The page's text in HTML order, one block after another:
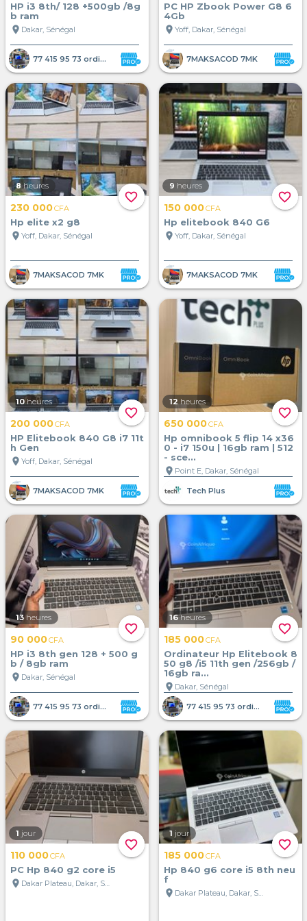
HP i3 8th/ 128 +500gb /8g
b ram
location_on Dakar, Sénégal
77 415 95 73 ordinateur portab
PC HP Zbook Power G8 6
4Gb
location_on Yoff, Dakar, Sénégal
7MAKSACOD 7MK
favorite_border
8 heures
230 000CFA
Hp elite x2 g8
location_on Yoff, Dakar, Sénégal
7MAKSACOD 7MK
favorite_border
9 heures
150 000CFA
Hp elitebook 840 G6
location_on Yoff, Dakar, Sénégal
7MAKSACOD 7MK
favorite_border
10 heures
200 000CFA
HP Elitebook 840 G8 i7 11t
h Gen
location_on Yoff, Dakar, Sénégal
7MAKSACOD 7MK
favorite_border
12 heures
650 000CFA
Hp omnibook 5 flip 14 x36
0 - i7 150u | 16gb ram | 512
- sce...
location_on Point E, Dakar, Sénégal
Tech Plus
favorite_border
13 heures
90 000CFA
HP i3 8th gen 128 + 500 g
b / 8gb ram
location_on Dakar, Sénégal
77 415 95 73 ordinateur portab
favorite_border
16 heures
185 000CFA
Ordinateur Hp Elitebook 8
50 g8 /i5 11th gen /256gb /
16gb ra...
location_on Dakar, Sénégal
77 415 95 73 ordinateur portab
favorite_border
1 jour
110 000CFA
PC Hp 840 g2 core i5
location_on
Dakar Plateau, Dakar, Sénégal
favorite_border
1 jour
185 000CFA
Hp 840 g6 core i5 8th neu
f
location_on
Dakar Plateau, Dakar, Sénégal